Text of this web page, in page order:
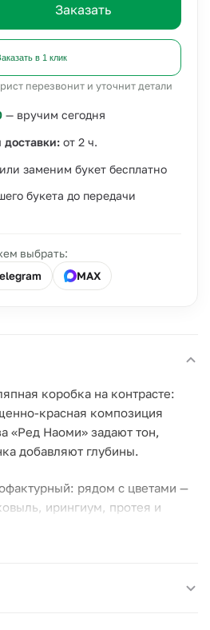
Заказать
в 1 клик
перезвонит и уточнит детали
— вручим сегодня
от 2 ч.
заменим букет бесплатно
букета до передачи
выбрать:
MAX
коробка на контрасте:
красная композиция
«Ред Наоми» задают тон,
добавляют глубины.
рядом с цветами —
ирингиум, протея и
цветочная